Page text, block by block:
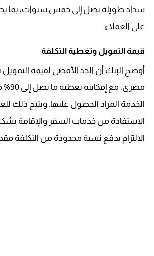
سداد طويلة تصل إلى خمس سنوات، بما يخفف
على العملاء.
قيمة التمويل وتغطية التكلفة
مصري،
الخدمة المراد الحصول عليها. ويتيح ذلك
الاستفادة من خدمات السفر والإقامة
الالتزام بدفع نسبة محدودة من التكلفة